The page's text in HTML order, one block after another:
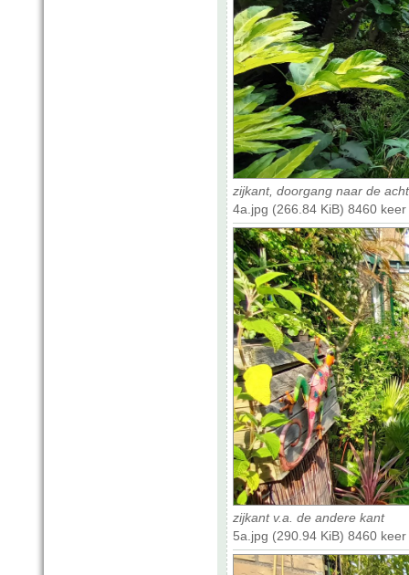
zijkant, doorgang naar de
4a.jpg (266.84 KiB) 8460
zijkant v.a. de andere kant
5a.jpg (290.94 KiB) 8460